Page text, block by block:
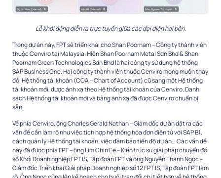
Lễ khởi động diễn ra trực tuyến giữa các đại diện hai bên.
Trong dự án này, FPT sẽ triển khai cho Shan Poornam – Công ty thành viên
thuộc Cenviro tại Malaysia. Hiện Shan Poornam Metal Sdn Bhd & Shan
Poornam Green Technologies Sdn Bhd là hai công ty sử dụng hệ thống
SAP Business One. Hai công ty thành viên thuộc Cenviro mong muốn thay
đổi Hệ thống tài khoản (COA – Chart of Account) cũ sang một Hệ thống
tài khoản mới, được ánh xạ theo Hệ thống tài khoản của Cenviro. Danh
sách Hệ thống tài khoản mới và bảng ánh xạ đã được Cenviro chuẩn bị
sẵn.
Về phía Cenviro, ông Charles Gerald Nathan – Giám đốc dự án đặt ra các
vấn đề cần làm rõ như việc tích hợp hệ thống hóa đơn điện tử với SAP B1,
cách quản lý Hệ thống tài khoản, việc đảm bảo tiến độ dự án… Các vấn đề
này đã được phía FPT – ông Lim Chin Ee – Kiến trúc sư giải pháp chuyển đổi
số Khối Doanh nghiệp FPT IS, Tập đoàn FPT và ông Nguyễn Thanh Ngọc –
Giám đốc Triển khai Giải pháp Doanh nghiệp số 12 FPT IS, Tập đoàn FPT làm